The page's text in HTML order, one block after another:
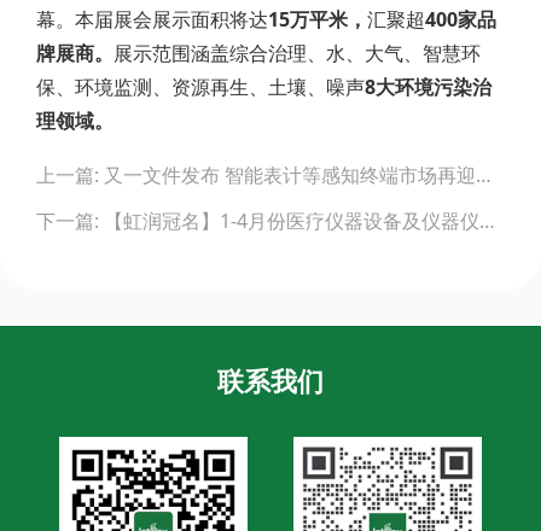
幕。本届展会展示面积将达15万平米， 汇聚超400家品
牌展商。 展示范围涵盖综合治理、水、大气、智慧环
保、环境监测、资源再生、土壤、噪声8大环境污染治
理领域。
navigation
上一篇: 又一文件发布 智能表计等感知终端市场再迎新机遇
下一篇: 【虹润冠名】1-4月份医疗仪器设备及仪器仪表制造业投资增长29.4%
联系我们